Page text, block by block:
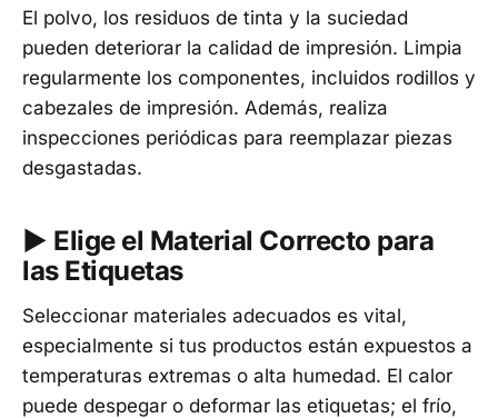
El polvo, los residuos de tinta y la suciedad
pueden deteriorar la calidad de impresión. Limpia
regularmente los componentes, incluidos rodillos y
cabezales de impresión. Además, realiza
inspecciones periódicas para reemplazar piezas
desgastadas.
▶︎ Elige el Material Correcto para
las Etiquetas
Seleccionar materiales adecuados es vital,
especialmente si tus productos están expuestos a
temperaturas extremas o alta humedad. El calor
puede despegar o deformar las etiquetas; el frío,